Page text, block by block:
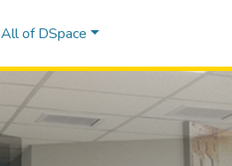
All of DSpace